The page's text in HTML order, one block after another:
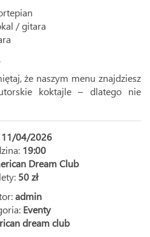
/ gitara
że naszym menu znajdziesz
koktajle – dlatego nie
11/04/2026
19:00
Dream Club
50 zł
admin
Eventy
dream club